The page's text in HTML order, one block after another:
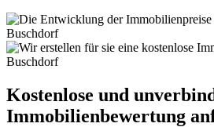
Kostenlose und
Immobilienbewertung